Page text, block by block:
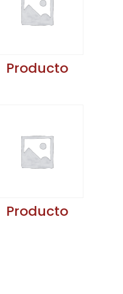
Producto
Producto